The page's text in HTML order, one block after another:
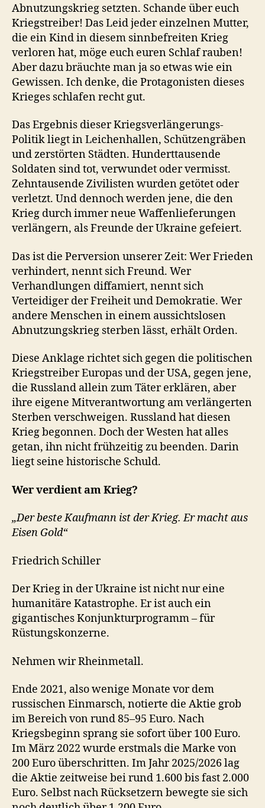
Abnutzungskrieg setzten. Schande über euch
Kriegstreiber! Das Leid jeder einzelnen Mutter,
die ein Kind in diesem sinnbefreiten Krieg
verloren hat, möge euch euren Schlaf rauben!
Aber dazu bräuchte man ja so etwas wie ein
Gewissen. Ich denke, die Protagonisten dieses
Krieges schlafen recht gut.
Das Ergebnis dieser Kriegsverlängerungs-
Politik liegt in Leichenhallen, Schützengräben
und zerstörten Städten. Hunderttausende
Soldaten sind tot, verwundet oder vermisst.
Zehntausende Zivilisten wurden getötet oder
verletzt. Und dennoch werden jene, die den
Krieg durch immer neue Waffenlieferungen
verlängern, als Freunde der Ukraine gefeiert.
Das ist die Perversion unserer Zeit: Wer Frieden
verhindert, nennt sich Freund. Wer
Verhandlungen diffamiert, nennt sich
Verteidiger der Freiheit und Demokratie. Wer
andere Menschen in einem aussichtslosen
Abnutzungskrieg sterben lässt, erhält Orden.
Diese Anklage richtet sich gegen die politischen
Kriegstreiber Europas und der USA, gegen jene,
die Russland allein zum Täter erklären, aber
ihre eigene Mitverantwortung am verlängerten
Sterben verschweigen. Russland hat diesen
Krieg begonnen. Doch der Westen hat alles
getan, ihn nicht frühzeitig zu beenden. Darin
liegt seine historische Schuld.
Wer verdient am Krieg?
„Der beste Kaufmann ist der Krieg. Er macht aus
Eisen Gold“
Friedrich Schiller
Der Krieg in der Ukraine ist nicht nur eine
humanitäre Katastrophe. Er ist auch ein
gigantisches Konjunkturprogramm – für
Rüstungskonzerne.
Nehmen wir Rheinmetall.
Ende 2021, also wenige Monate vor dem
russischen Einmarsch, notierte die Aktie grob
im Bereich von rund 85–95 Euro. Nach
Kriegsbeginn sprang sie sofort über 100 Euro.
Im März 2022 wurde erstmals die Marke von
200 Euro überschritten. Im Jahr 2025/2026 lag
die Aktie zeitweise bei rund 1.600 bis fast 2.000
Euro. Selbst nach Rücksetzern bewegte sie sich